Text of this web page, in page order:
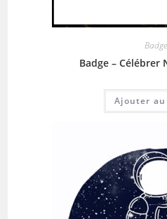
Badge – Célébrer
Ajouter